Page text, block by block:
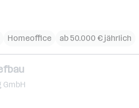
Homeoffice ab 50.000 € jährlich
GmbH